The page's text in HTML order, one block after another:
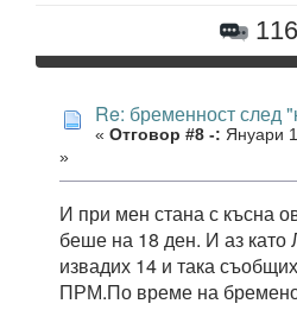
Re: бременност след
« Отговор #8 -: Януари
»
И при мен стана с късна
беше на 18 ден. И аз като
извадих 14 и така
ПРМ.По време на